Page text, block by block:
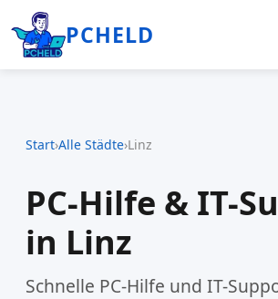
PCHELD
Start›Alle Städte›Linz
PC-Hilfe & IT-
in Linz
Schnelle PC-Hilfe und IT-